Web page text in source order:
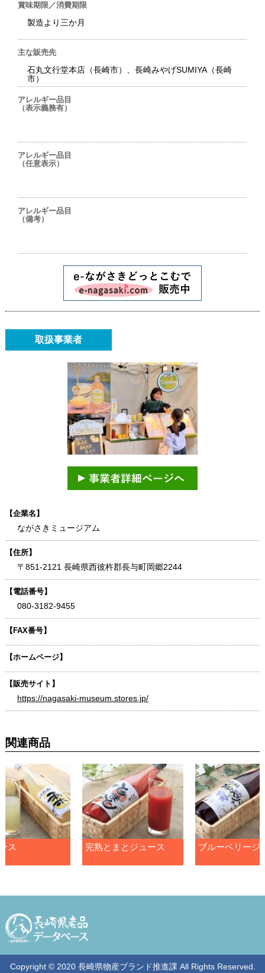
賞味期限／消費期限
製造より三か月
主な販売先
石丸文行堂本店（長崎市）、長崎みやげSUMIYA（長崎
市）
アレルギー品目
（表示義務有）
アレルギー品目
（任意表示）
アレルギー品目
（備考）
取扱事業者
【企業名】
ながさきミュージアム
【住所】
〒851-2121 長崎県西彼杵郡長与町岡郷2244
【電話番号】
080-3182-9455
【FAX番号】
【ホームページ】
【販売サイト】
https://nagasaki-museum.stores.jp/
関連商品
ス 完熟とまとジュース ブルーベリージ
Copyright © 2020 長崎県物産ブランド推進課 All Rights Reserved.